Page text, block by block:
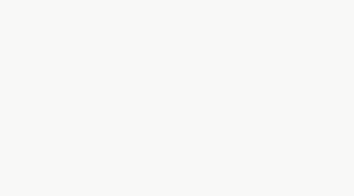
Возможно, вы
Иногда любимый
или упрямый баран.